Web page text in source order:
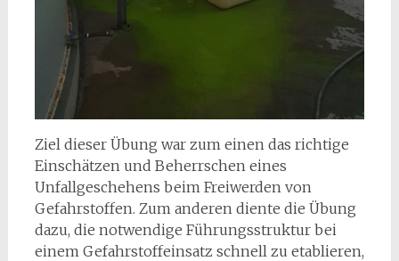
Ziel dieser Übung war zum einen das richtige
Einschätzen und Beherrschen eines
Unfallgeschehens beim Freiwerden von
Gefahrstoffen. Zum anderen diente die Übung
dazu, die notwendige Führungsstruktur bei
einem Gefahrstoffeinsatz schnell zu etablieren,